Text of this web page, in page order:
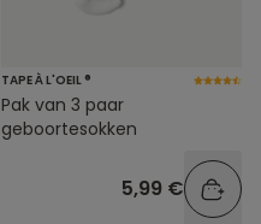
TAPE À L'OEIL ®
Pak van 3 paar
geboortesokken
5,99 €